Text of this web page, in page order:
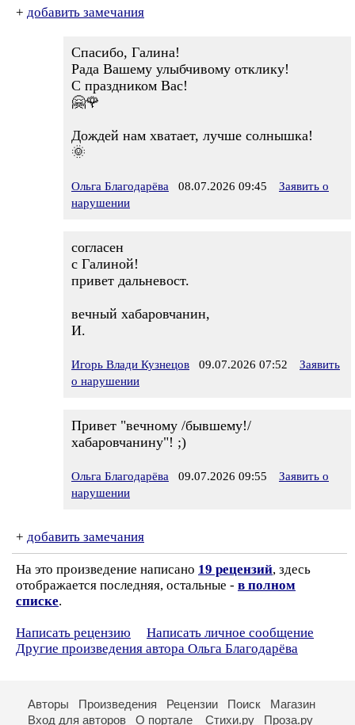
+ добавить замечания
Спасибо, Галина!
Рада Вашему улыбчивому отклику!
С праздником Вас!
🤗🌹
Дождей нам хватает, лучше солнышка!
🌞
Ольга Благодарёва 08.07.2026 09:45
Заявить о
нарушении
согласен
с Галиной!
привет дальневост.
вечный хабаровчанин,
И.
Игорь Влади Кузнецов 09.07.2026 07:52
Заявить
о нарушении
Привет "вечному /бывшему!/
хабаровчанину"! ;)
Ольга Благодарёва 09.07.2026 09:55
Заявить о
нарушении
+ добавить замечания
На это произведение написано 19 рецензий, здесь
отображается последняя, остальные - в полном
списке.
Написать рецензию
Написать личное сообщение
Другие произведения автора Ольга Благодарёва
Авторы Произведения Рецензии Поиск
Магазин
Вход для авторов
О портале Стихи.ру Проза.ру